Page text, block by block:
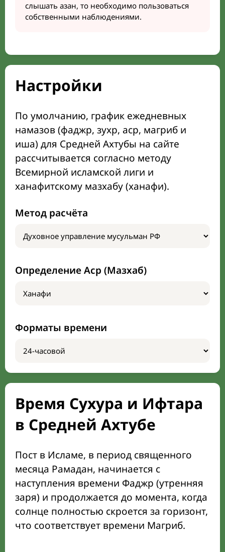
слышать азан, то необходимо пользоваться
собственными наблюдениями.
Настройки
По умолчанию, график ежедневных
намазов (фаджр, зухр, аср, магриб и
иша) для Средней Ахтубы на сайте
рассчитывается согласно методу
Всемирной исламской лиги и
ханафитскому мазхабу (ханафи).
Метод расчёта
Определение Аср (Мазхаб)
Форматы времени
Время Сухура и Ифтара
в Средней Ахтубе
Пост в Исламе, в период священного
месяца Рамадан, начинается с
наступления времени Фаджр (утренняя
заря) и продолжается до момента, когда
солнце полностью скроется за горизонт,
что соответствует времени Магриб.